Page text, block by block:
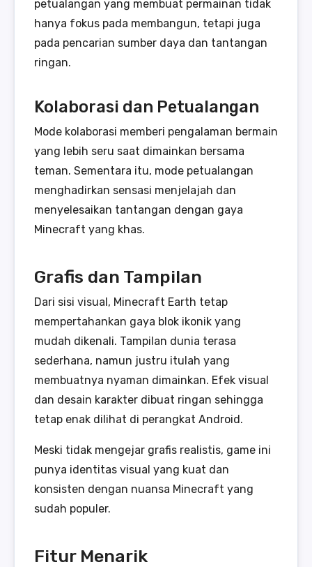
petualangan yang membuat permainan tidak
hanya fokus pada membangun, tetapi juga
pada pencarian sumber daya dan tantangan
ringan.
Kolaborasi dan Petualangan
Mode kolaborasi memberi pengalaman bermain
yang lebih seru saat dimainkan bersama
teman. Sementara itu, mode petualangan
menghadirkan sensasi menjelajah dan
menyelesaikan tantangan dengan gaya
Minecraft yang khas.
Grafis dan Tampilan
Dari sisi visual, Minecraft Earth tetap
mempertahankan gaya blok ikonik yang
mudah dikenali. Tampilan dunia terasa
sederhana, namun justru itulah yang
membuatnya nyaman dimainkan. Efek visual
dan desain karakter dibuat ringan sehingga
tetap enak dilihat di perangkat Android.
Meski tidak mengejar grafis realistis, game ini
punya identitas visual yang kuat dan
konsisten dengan nuansa Minecraft yang
sudah populer.
Fitur Menarik